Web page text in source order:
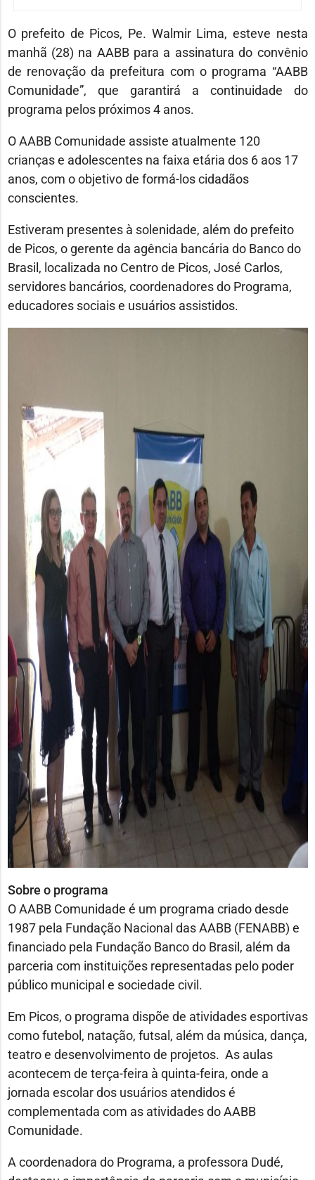
O prefeito de Picos, Pe. Walmir Lima, esteve nesta
manhã (28) na AABB para a assinatura do convênio
de renovação da prefeitura com o programa “AABB
Comunidade”, que garantirá a continuidade do
programa pelos próximos 4 anos.
O AABB Comunidade assiste atualmente 120
crianças e adolescentes na faixa etária dos 6 aos 17
anos, com o objetivo de formá-los cidadãos
conscientes.
Estiveram presentes à solenidade, além do prefeito
de Picos, o gerente da agência bancária do Banco do
Brasil, localizada no Centro de Picos, José Carlos,
servidores bancários, coordenadores do Programa,
educadores sociais e usuários assistidos.
Sobre o programa
O AABB Comunidade é um programa criado desde
1987 pela Fundação Nacional das AABB (FENABB) e
financiado pela Fundação Banco do Brasil, além da
parceria com instituições representadas pelo poder
público municipal e sociedade civil.
Em Picos, o programa dispõe de atividades esportivas
como futebol, natação, futsal, além da música, dança,
teatro e desenvolvimento de projetos. As aulas
acontecem de terça-feira à quinta-feira, onde a
jornada escolar dos usuários atendidos é
complementada com as atividades do AABB
Comunidade.
A coordenadora do Programa, a professora Dudé,